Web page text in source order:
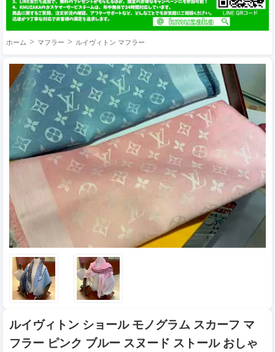
ホーム マフラー ルイヴィトン マフラー
ルイヴィトン ショール モノグラム スカーフ マ
フラー ピンク ブルー スヌード ストール おしゃ